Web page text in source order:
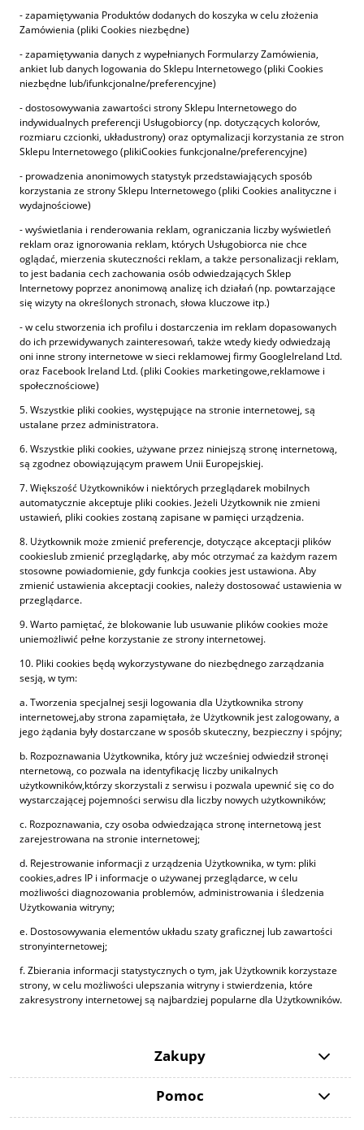
- zapamiętywania Produktów dodanych do koszyka w celu złożenia
Zamówienia (pliki Cookies niezbędne)
- zapamiętywania danych z wypełnianych Formularzy Zamówienia,
ankiet lub danych logowania do Sklepu Internetowego (pliki Cookies
niezbędne lub/ifunkcjonalne/preferencyjne)
- dostosowywania zawartości strony Sklepu Internetowego do
indywidualnych preferencji Usługobiorcy (np. dotyczących kolorów,
rozmiaru czcionki, układustrony) oraz optymalizacji korzystania ze stron
Sklepu Internetowego (plikiCookies funkcjonalne/preferencyjne)
- prowadzenia anonimowych statystyk przedstawiających sposób
korzystania ze strony Sklepu Internetowego (pliki Cookies analityczne i
wydajnościowe)
- wyświetlania i renderowania reklam, ograniczania liczby wyświetleń
reklam oraz ignorowania reklam, których Usługobiorca nie chce
oglądać, mierzenia skuteczności reklam, a także personalizacji reklam,
to jest badania cech zachowania osób odwiedzających Sklep
Internetowy poprzez anonimową analizę ich działań (np. powtarzające
się wizyty na określonych stronach, słowa kluczowe itp.)
- w celu stworzenia ich profilu i dostarczenia im reklam dopasowanych
do ich przewidywanych zainteresowań, także wtedy kiedy odwiedzają
oni inne strony internetowe w sieci reklamowej firmy GoogleIreland Ltd.
oraz Facebook Ireland Ltd. (pliki Cookies marketingowe,reklamowe i
społecznościowe)
5. Wszystkie pliki cookies, występujące na stronie internetowej, są
ustalane przez administratora.
6. Wszystkie pliki cookies, używane przez niniejszą stronę internetową,
są zgodnez obowiązującym prawem Unii Europejskiej.
7. Większość Użytkowników i niektórych przeglądarek mobilnych
automatycznie akceptuje pliki cookies. Jeżeli Użytkownik nie zmieni
ustawień, pliki cookies zostaną zapisane w pamięci urządzenia.
8. Użytkownik może zmienić preferencje, dotyczące akceptacji plików
cookieslub zmienić przeglądarkę, aby móc otrzymać za każdym razem
stosowne powiadomienie, gdy funkcja cookies jest ustawiona. Aby
zmienić ustawienia akceptacji cookies, należy dostosować ustawienia w
przeglądarce.
9. Warto pamiętać, że blokowanie lub usuwanie plików cookies może
uniemożliwić pełne korzystanie ze strony internetowej.
10. Pliki cookies będą wykorzystywane do niezbędnego zarządzania
sesją, w tym:
a. Tworzenia specjalnej sesji logowania dla Użytkownika strony
internetowej,aby strona zapamiętała, że Użytkownik jest zalogowany, a
jego żądania były dostarczane w sposób skuteczny, bezpieczny i spójny;
b. Rozpoznawania Użytkownika, który już wcześniej odwiedził stronęi
nternetową, co pozwala na identyfikację liczby unikalnych
użytkowników,którzy skorzystali z serwisu i pozwala upewnić się co do
wystarczającej pojemności serwisu dla liczby nowych użytkowników;
c. Rozpoznawania, czy osoba odwiedzająca stronę internetową jest
zarejestrowana na stronie internetowej;
d. Rejestrowanie informacji z urządzenia Użytkownika, w tym: pliki
cookies,adres IP i informacje o używanej przeglądarce, w celu
możliwości diagnozowania problemów, administrowania i śledzenia
Użytkowania witryny;
e. Dostosowywania elementów układu szaty graficznej lub zawartości
stronyinternetowej;
f. Zbierania informacji statystycznych o tym, jak Użytkownik korzystaze
strony, w celu możliwości ulepszania witryny i stwierdzenia, które
zakresystrony internetowej są najbardziej popularne dla Użytkowników.
Zakupy
Pomoc